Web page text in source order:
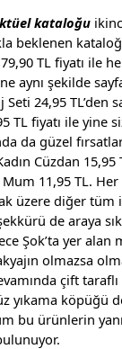
kataloğu
beklenen
TL fiyatı ile
aynı şekilde
24,95 TL’den
TL fiyatı ile yine
da güzel
Cüzdan 15,95
11,95 TL.
üzere diğer tüm
de araya
Şok’ta yer
olmazsa
çift
yıkama köpüğü
bu ürünlerin